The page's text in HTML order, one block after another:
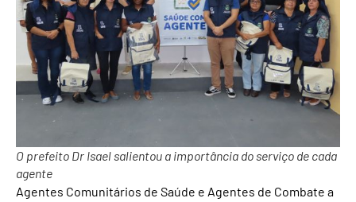
O prefeito Dr Isael salientou a importância do serviço de cada
agente
Agentes Comunitários de Saúde e Agentes de Combate a